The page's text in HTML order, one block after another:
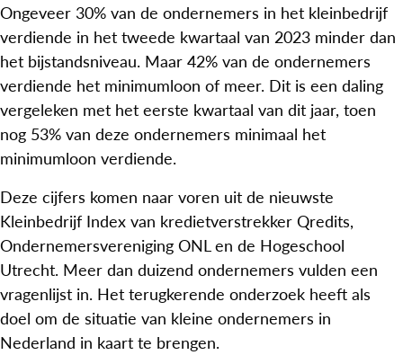
Ongeveer 30% van de ondernemers in het kleinbedrijf
verdiende in het tweede kwartaal van 2023 minder dan
het bijstandsniveau. Maar 42% van de ondernemers
verdiende het minimumloon of meer. Dit is een daling
vergeleken met het eerste kwartaal van dit jaar, toen
nog 53% van deze ondernemers minimaal het
minimumloon verdiende.
Deze cijfers komen naar voren uit de nieuwste
Kleinbedrijf Index van kredietverstrekker Qredits,
Ondernemersvereniging ONL en de Hogeschool
Utrecht. Meer dan duizend ondernemers vulden een
vragenlijst in. Het terugkerende onderzoek heeft als
doel om de situatie van kleine ondernemers in
Nederland in kaart te brengen.